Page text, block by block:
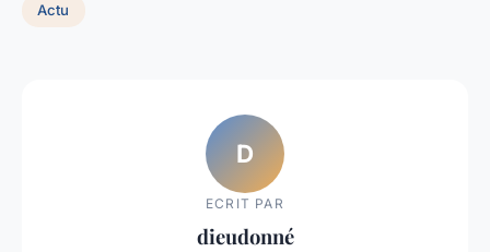
Actu
D
ECRIT PAR
dieudonné